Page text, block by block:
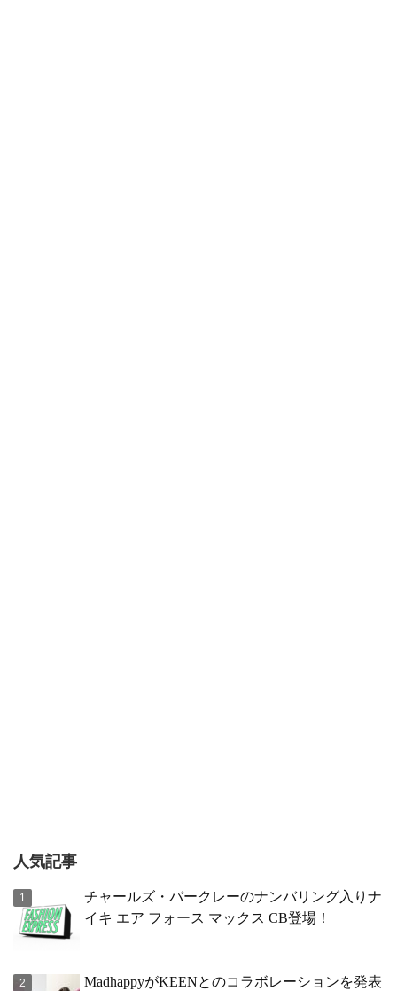
人気記事
チャールズ・バークレーのナンバリング入りナ
イキ エア フォース マックス CB登場！
MadhappyがKEENとのコラボレーションを発表